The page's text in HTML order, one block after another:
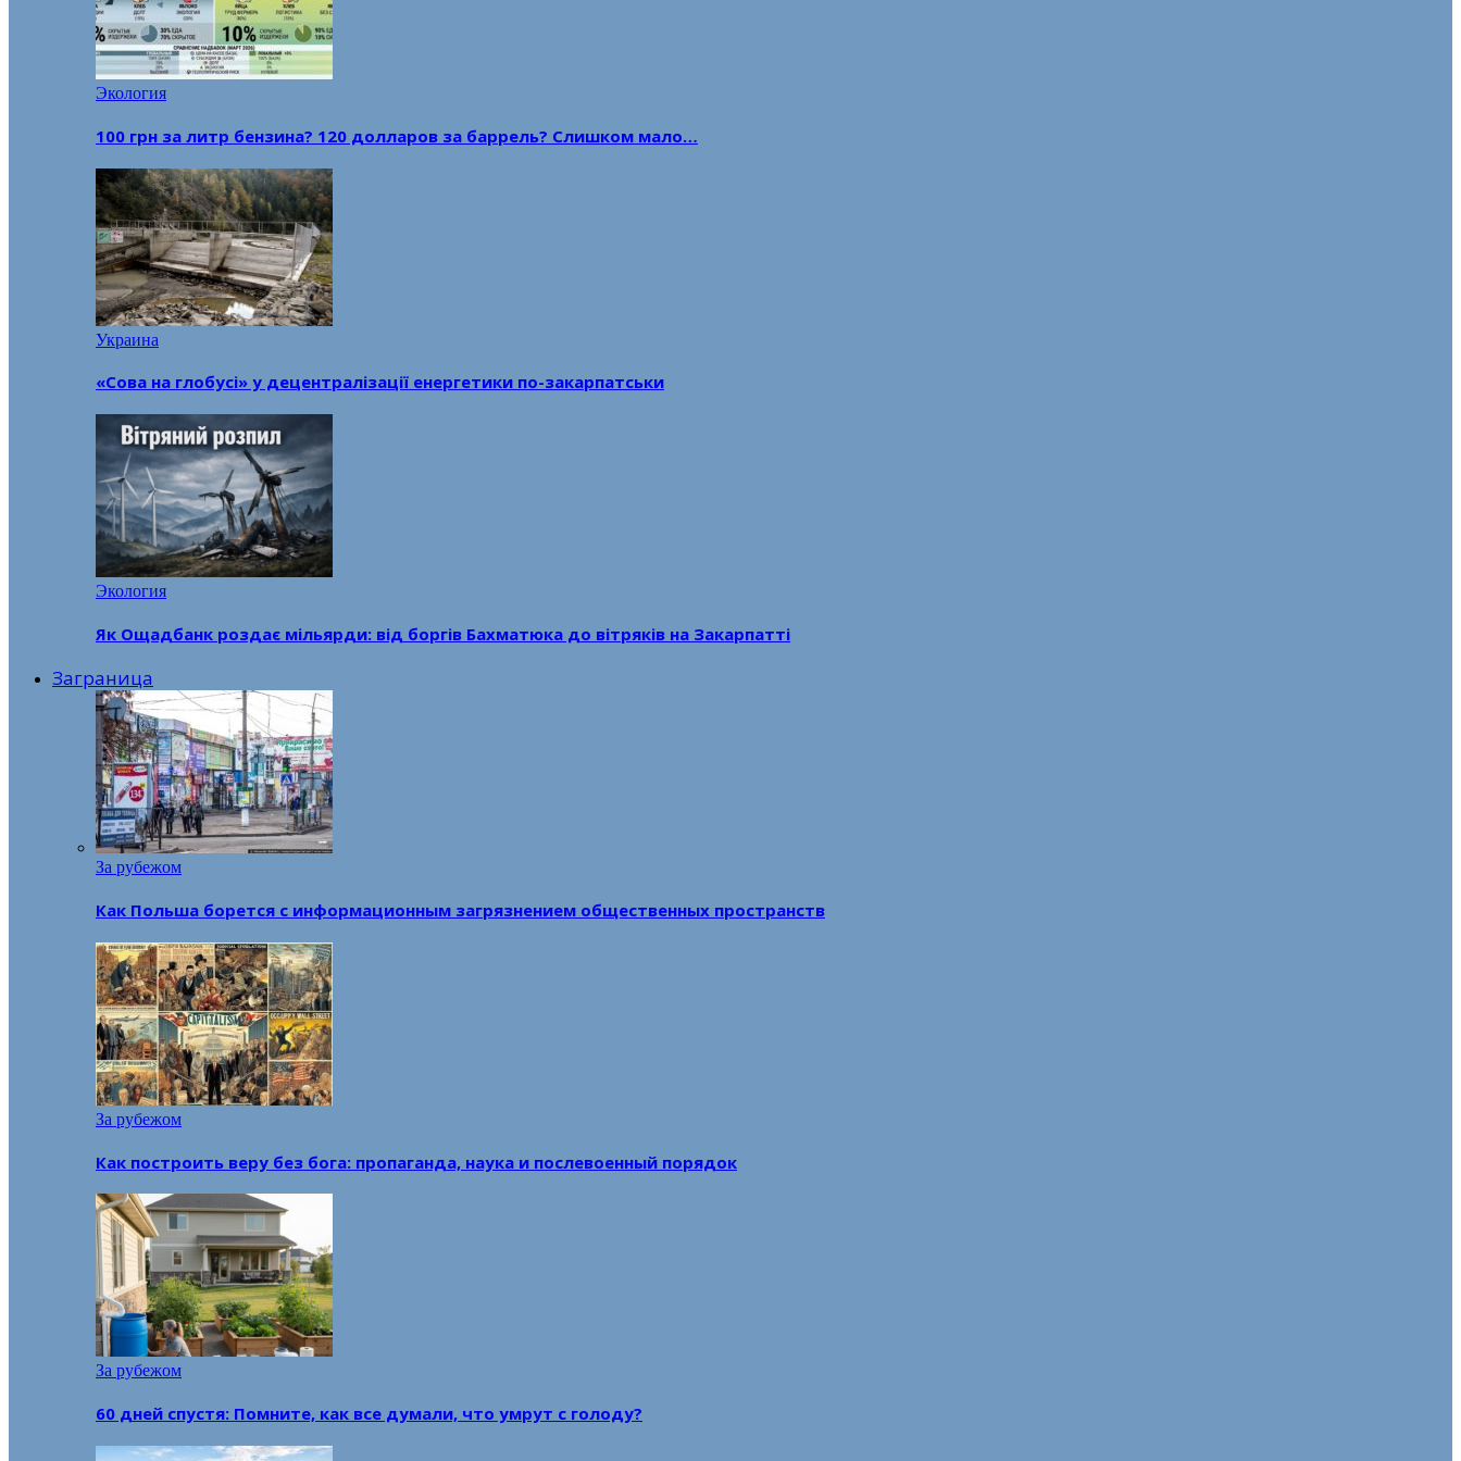
Экология
100 грн за литр бензина? 120 долларов за баррель? Слишком мало…
Украина
«Сова на глобусі» у децентралізації енергетики по-закарпатськи
Экология
Як Ощадбанк роздає мільярди: від боргів Бахматюка до вітряків на Закарпатті
Заграница
За рубежом
Как Польша борется с информационным загрязнением общественных пространств
За рубежом
Как построить веру без бога: пропаганда, наука и послевоенный порядок
За рубежом
60 дней спустя: Помните, как все думали, что умрут с голоду?